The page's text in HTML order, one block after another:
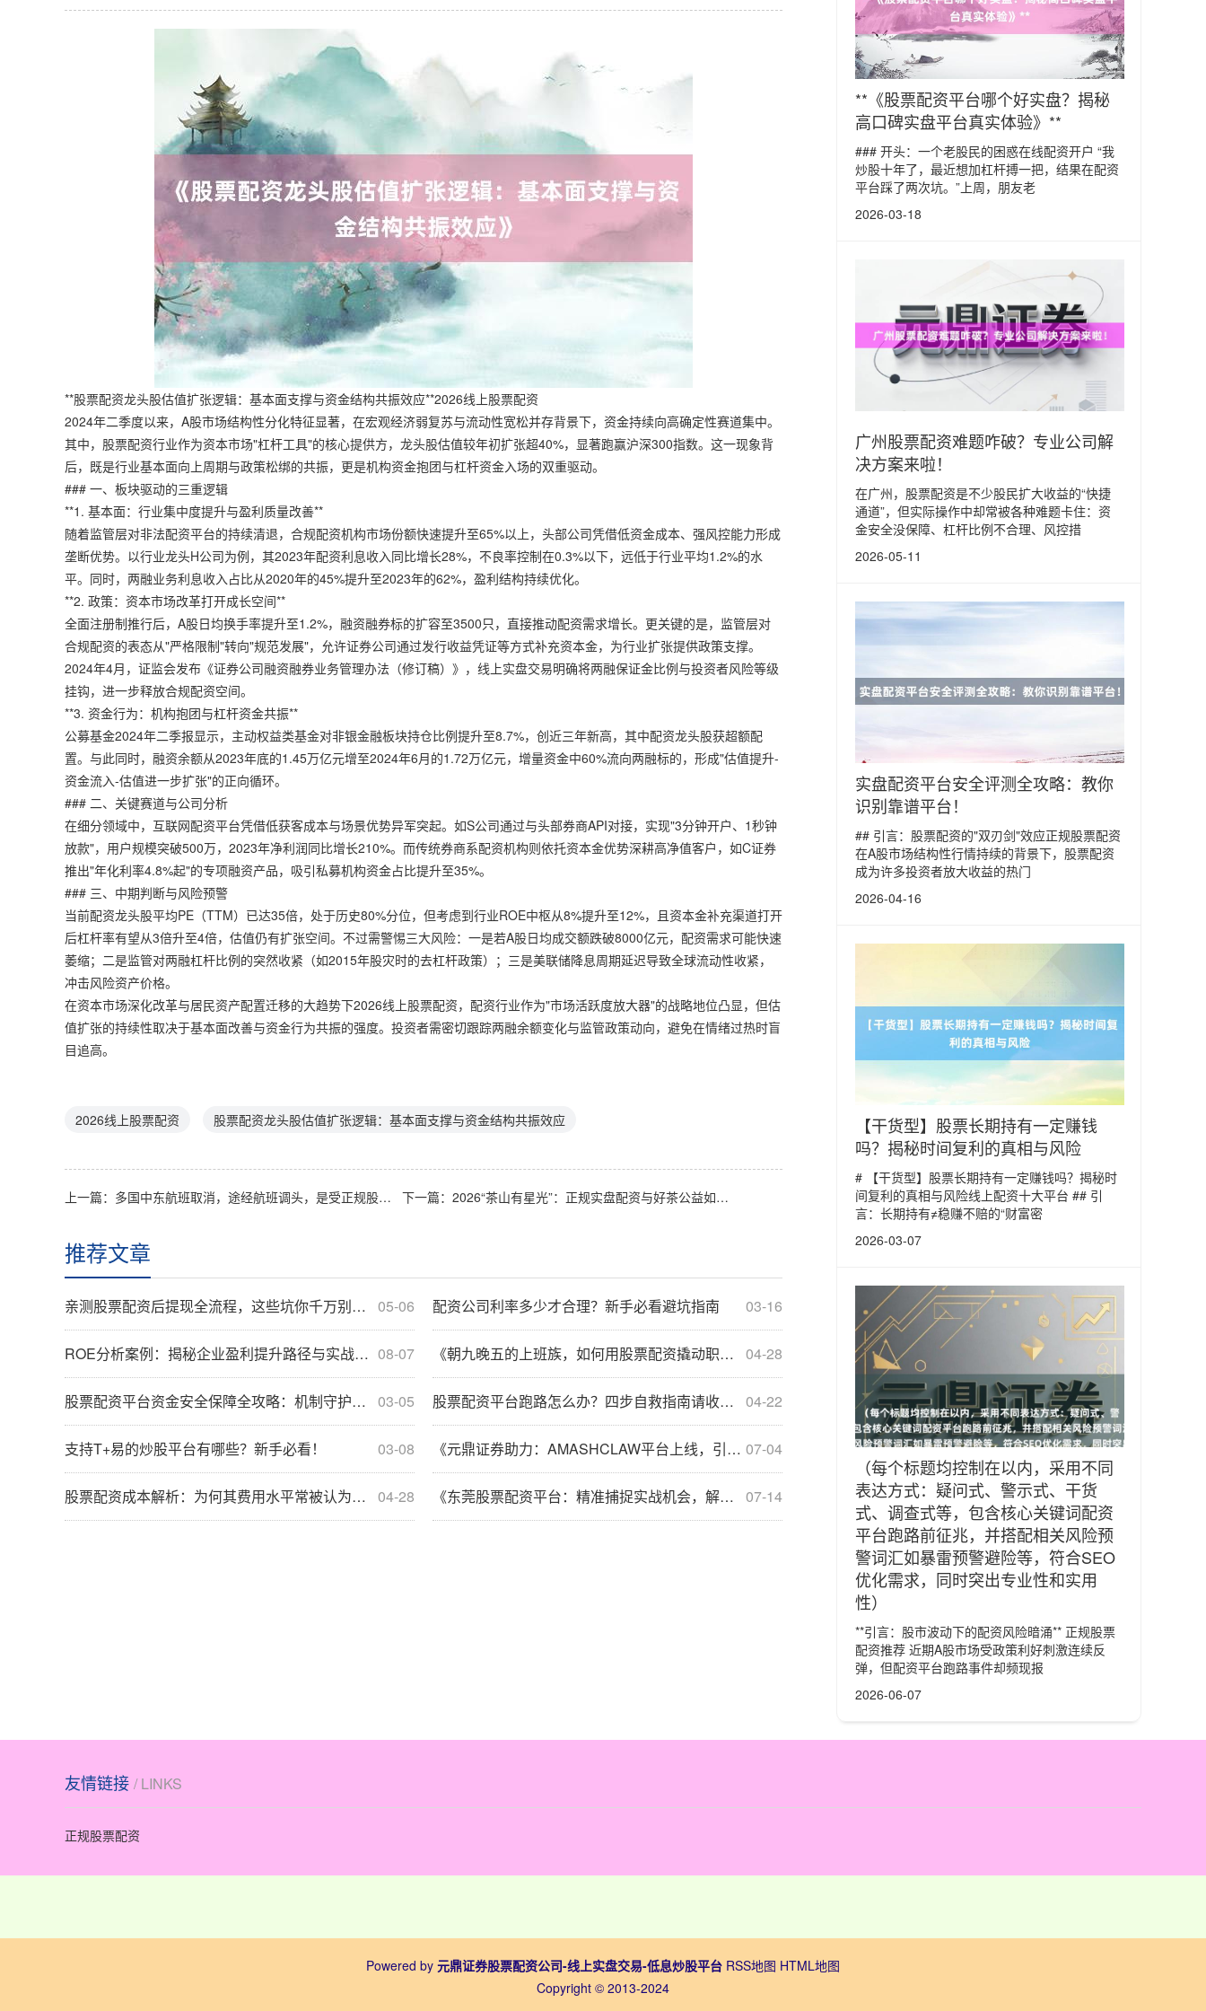
**股票配资龙头股估值扩张逻辑：基本面支撑与资金结构共振效应**2026线上股票配资
2024年二季度以来，A股市场结构性分化特征显著，在宏观经济弱复苏与流动性宽松并存背景下，资金持续向高确定性赛道集中。
其中，股票配资行业作为资本市场"杠杆工具"的核心提供方，龙头股估值较年初扩张超40%，显著跑赢沪深300指数。这一现象背
后，既是行业基本面向上周期与政策松绑的共振，更是机构资金抱团与杠杆资金入场的双重驱动。
### 一、板块驱动的三重逻辑
**1. 基本面：行业集中度提升与盈利质量改善**
随着监管层对非法配资平台的持续清退，合规配资机构市场份额快速提升至65%以上，头部公司凭借低资金成本、强风控能力形成
垄断优势。以行业龙头H公司为例，其2023年配资利息收入同比增长28%，不良率控制在0.3%以下，远低于行业平均1.2%的水
平。同时，两融业务利息收入占比从2020年的45%提升至2023年的62%，盈利结构持续优化。
**2. 政策：资本市场改革打开成长空间**
全面注册制推行后，A股日均换手率提升至1.2%，融资融券标的扩容至3500只，直接推动配资需求增长。更关键的是，监管层对
合规配资的表态从"严格限制"转向"规范发展"，允许证券公司通过发行收益凭证等方式补充资本金，为行业扩张提供政策支撑。
2024年4月，证监会发布《证券公司融资融券业务管理办法（修订稿）》， 线上实盘交易明确将两融保证金比例与投资者风险等级
挂钩，进一步释放合规配资空间。
**3. 资金行为：机构抱团与杠杆资金共振**
公募基金2024年二季报显示，主动权益类基金对非银金融板块持仓比例提升至8.7%，创近三年新高，其中配资龙头股获超额配
置。与此同时，融资余额从2023年底的1.45万亿元增至2024年6月的1.72万亿元，增量资金中60%流向两融标的，形成"估值提升-
资金流入-估值进一步扩张"的正向循环。
### 二、关键赛道与公司分析
在细分领域中，互联网配资平台凭借低获客成本与场景优势异军突起。如S公司通过与头部券商API对接，实现"3分钟开户、1秒钟
放款"，用户规模突破500万，2023年净利润同比增长210%。而传统券商系配资机构则依托资本金优势深耕高净值客户，如C证券
推出"年化利率4.8%起"的专项融资产品，吸引私募机构资金占比提升至35%。
### 三、中期判断与风险预警
当前配资龙头股平均PE（TTM）已达35倍，处于历史80%分位，但考虑到行业ROE中枢从8%提升至12%，且资本金补充渠道打开
后杠杆率有望从3倍升至4倍，估值仍有扩张空间。不过需警惕三大风险：一是若A股日均成交额跌破8000亿元，配资需求可能快速
萎缩；二是监管对两融杠杆比例的突然收紧（如2015年股灾时的去杠杆政策）；三是美联储降息周期延迟导致全球流动性收紧，
冲击风险资产价格。
在资本市场深化改革与居民资产配置迁移的大趋势下2026线上股票配资，配资行业作为"市场活跃度放大器"的战略地位凸显，但估
值扩张的持续性取决于基本面改善与资金行为共振的强度。投资者需密切跟踪两融余额变化与监管政策动向，避免在情绪过热时盲
目追高。
2026线上股票配资 股票配资龙头股估值扩张逻辑：基本面支撑与资金结构共振效应
上一篇： 多国中东航班取消，途经航班调头，是受正规股票配资市场波动影响？ 下一篇： 2026“茶山有星光”：正规实盘配资与好茶公益如何共融发展？
推荐文章
05-06
亲测股票配资后提现全流程，这些坑你千万别踩！ 03-16
配资公司利率多少才合理？新手必看避坑指南
08-07
ROE分析案例：揭秘企业盈利提升路径与实战投资决策指南 04-28
《朝九晚五的上班族，如何用股票配资撬动职场外的第一桶金？》
03-05
股票配资平台资金安全保障全攻略：机制守护你的本金 04-22
股票配资平台跑路怎么办？四步自救指南请收好！
03-08
支持T+易的炒股平台有哪些？新手必看！ 07-04
《元鼎证券助力：AMASHCLAW平台上线，引领股票配资开户新潮流》
04-28
股票配资成本解析：为何其费用水平常被认为相对较高？ 07-14
《东莞股票配资平台：精准捕捉实战机会，解锁高胜率操作方向！》
**《股票配资平台哪个好实盘？揭秘
高口碑实盘平台真实体验》**
### 开头：一个老股民的困惑在线配资开户 “我
炒股十年了，最近想加杠杆搏一把，结果在配资
平台踩了两次坑。”上周，朋友老
2026-03-18
广州股票配资难题咋破？专业公司解
决方案来啦！
在广州，股票配资是不少股民扩大收益的“快捷
通道”，但实际操作中却常被各种难题卡住：资
金安全没保障、杠杆比例不合理、风控措
2026-05-11
实盘配资平台安全评测全攻略：教你
识别靠谱平台！
## 引言：股票配资的"双刃剑"效应正规股票配资
在A股市场结构性行情持续的背景下，股票配资
成为许多投资者放大收益的热门
2026-04-16
【干货型】股票长期持有一定赚钱
吗？揭秘时间复利的真相与风险
# 【干货型】股票长期持有一定赚钱吗？揭秘时
间复利的真相与风险线上配资十大平台 ## 引
言：长期持有≠稳赚不赔的“财富密
2026-03-07
（每个标题均控制在以内，采用不同
表达方式：疑问式、警示式、干货
式、调查式等，包含核心关键词配资
平台跑路前征兆，并搭配相关风险预
警词汇如暴雷预警避险等，符合SEO
优化需求，同时突出专业性和实用
性）
**引言：股市波动下的配资风险暗涌** 正规股票
配资推荐 近期A股市场受政策利好刺激连续反
弹，但配资平台跑路事件却频现报
2026-06-07
友情链接 / LINKS
正规股票配资
Powered by 元鼎证券股票配资公司-线上实盘交易-低息炒股平台 RSS地图 HTML地图
Copyright © 2013-2024